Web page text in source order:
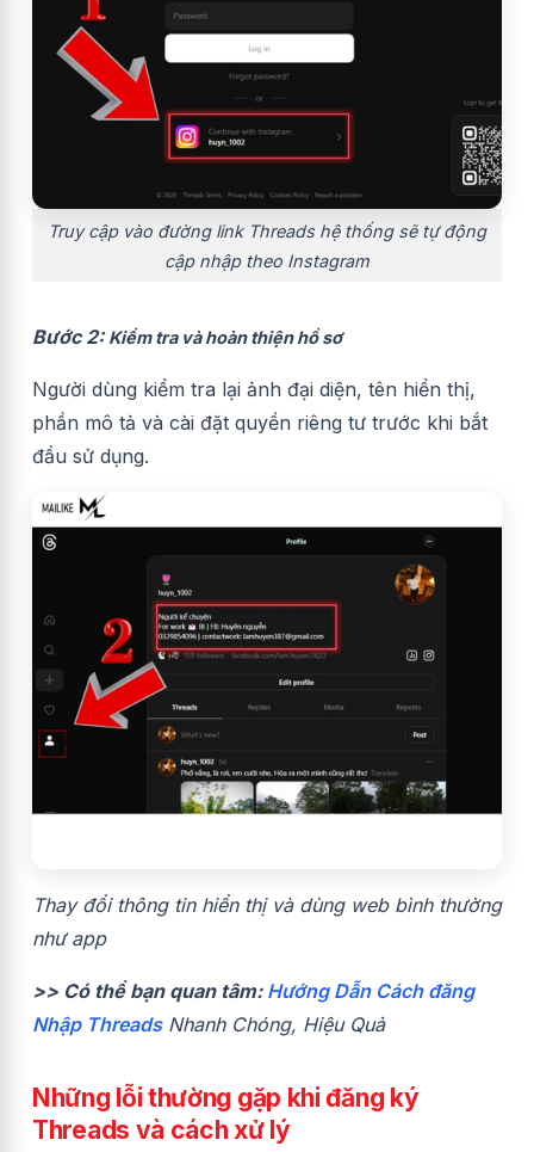
Truy cập vào đường link Threads hệ thống sẽ tự động
cập nhập theo Instagram
Bước 2:Kiểm tra và hoàn thiện hồ sơ
Người dùng kiểm tra lại ảnh đại diện, tên hiển thị,
phần mô tả và cài đặt quyền riêng tư trước khi bắt
đầu sử dụng.
Thay đổi thông tin hiển thị và dùng web bình thường
như app
>> Có thể bạn quan tâm: Hướng Dẫn Cách đăng
Nhập ThreadsNhanh Chóng, Hiệu Quả
Những lỗi thường gặp khi đăng ký
Threads và cách xử lý